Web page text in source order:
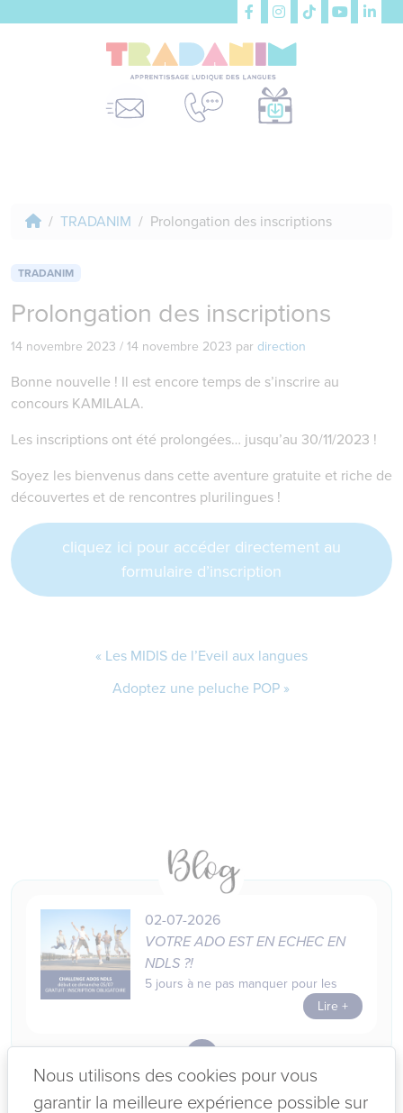
TRADANIM Prolongation des inscriptions
TRADANIM
Prolongation des inscriptions
14 novembre 2023 / 14 novembre 2023 par direction
Bonne nouvelle ! Il est encore temps de s’inscrire au
concours KAMILALA.
Les inscriptions ont été prolongées… jusqu’au 30/11/2023 !
Soyez les bienvenus dans cette aventure gratuite et riche de
découvertes et de rencontres plurilingues !
cliquez ici pour accéder directement au
formulaire d’inscription
Les MIDIS de l’Eveil aux langues
Adoptez une peluche POP
02-07-2026
VOTRE ADO EST EN ECHEC EN
NDLS ?!
5 jours à ne pas manquer pour les
Lire +
12-06-2026
KIT ANNIVERSAIRE EVEIL AUX
Nous utilisons des cookies pour vous
garantir la meilleure expérience possible sur